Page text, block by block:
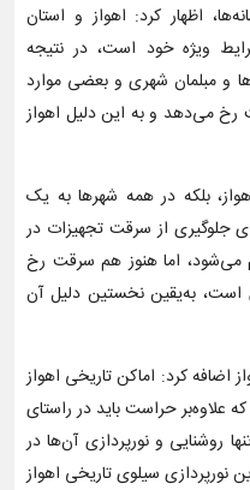
اظهار کرد: اهواز و استان
ویژه خود است، در نتیجه
و مبلمان شهری و بعضی موارد
رخ می‌دهد و به این دلیل اهواز
بلکه در همه شهرها به یک
جلوگیری از سرقت تجهیزات در
می‌شود، اما هنوز هم سرقت رخ
است، به‌یقین نخستین دلیل آن
اضافه کرد: اماکن تاریخی اهواز
علاوه‌بر حراست باید در راستای
روشنایی و نورپردازی آن‌ها در
نورپردازی سیلوی تاریخی اهواز